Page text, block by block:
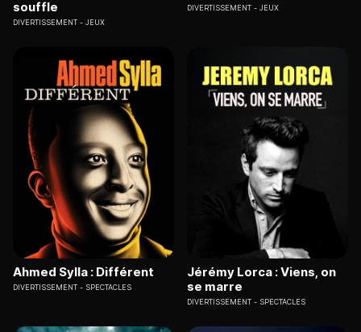
souffle
DIVERTISSEMENT JEUX
DIVERTISSEMENT JEUX
Ahmed Sylla : Différent
DIVERTISSEMENT SPECTACLES
Jérémy Lorca : Viens, on
se marre
DIVERTISSEMENT SPECTACLES